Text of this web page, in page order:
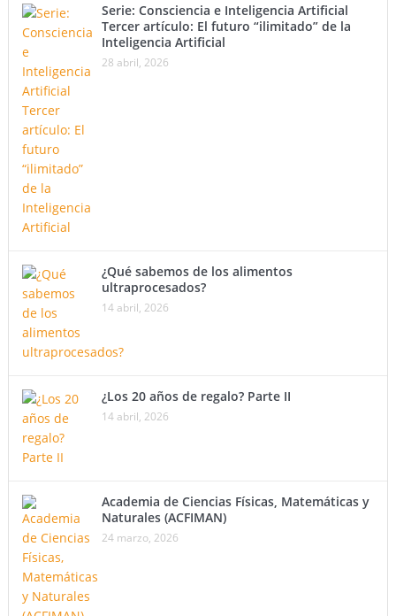
Serie: Consciencia e Inteligencia Artificial
Tercer artículo: El futuro “ilimitado” de la
Inteligencia Artificial
28 abril, 2026
¿Qué sabemos de los alimentos
ultraprocesados?
14 abril, 2026
¿Los 20 años de regalo? Parte II
14 abril, 2026
Academia de Ciencias Físicas, Matemáticas y
Naturales (ACFIMAN)
24 marzo, 2026